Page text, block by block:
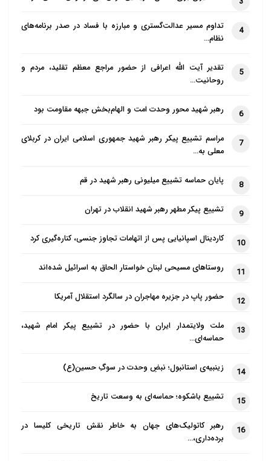
4
تداوم مسیر عدالت‌گستری و مبارزه با فساد در صدر برنامه‌های
نظام…
5
تقدیر آیت الله اعرافی از حضور مراجع معظم تقلید، مردم و
روحانیت…
6 رهبر شهید محور وحدت امت و الهام‌بخش جبهه مقاومت بود
7
مراسم تشییع پیکر رهبر شهید جمهوری اسلامی ایران در کربلای
معلی به…
8 پایان حماسه تشییع میلیونی رهبر شهید در قم
9 تشییع پیکر مطهر رهبر شهید انقلاب در تهران
10 کاردینال اسپانیایی پس از اتهامات تجاوز جنسی، کناره‌گیری کرد
11 روستاهای مسیحی لبنان خواستار الحاق به اسرائیل شده‌اند
12 حضور پاپ در جزیره مهاجران در سالگرد استقلال آمریکا
13
ملت ولایتمدار ایران با حضور در تشییع پیکر امام شهید،
حماسه‌ای…
14 زینبیه‌ی استانبول؛ نبضِ وحدت در سوگِ حسین(ع)
15 تشییع باشکوه؛ حماسه‌ای به وسعت تاریخ
16
رهبر کاتولیک‌های جهان به خاطر نقش تاریخی کلیسا در
برده‌داری،…